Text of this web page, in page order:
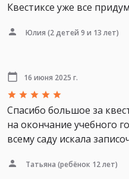
Квестиксе уже все
Юлия (2 детей 9 и 13 лет)
16 июня 2025 г.
Спасибо большое за
на окончание учебного
всему саду искала
Татьяна (ребёнок 12 лет)